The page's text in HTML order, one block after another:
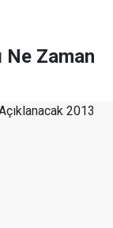
Ne Zaman